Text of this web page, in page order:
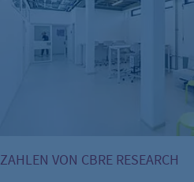
Dieser Cookie speichert
Einverständnis-Optionen
Cookie Laufzeit:
ZAHLEN VON CBRE RESEARCH